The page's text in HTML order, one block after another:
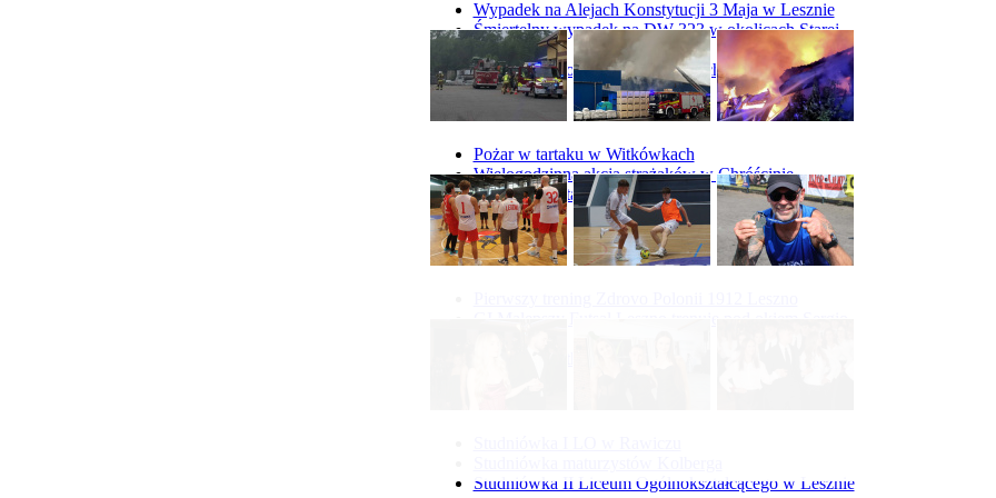
Wypadek na Alejach Konstytucji 3 Maja w Lesznie
Śmiertelny wypadek na DW 323 w okolicach Starej
Góry
Wypadek na obwodnicy Święciechowy
Pożar w tartaku w Witkówkach
Wielogodzinna akcja strażaków w Chróścinie
Pożar hali tartaku w Racocie
Studniówka II Liceum Ogólnokształcącego w Lesznie